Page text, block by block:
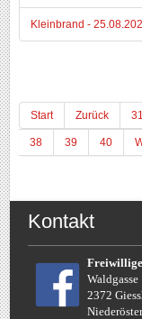
Kleinbrand -
Start
Zurück 31
38 39 40
Kontakt
Waldgasse
2372